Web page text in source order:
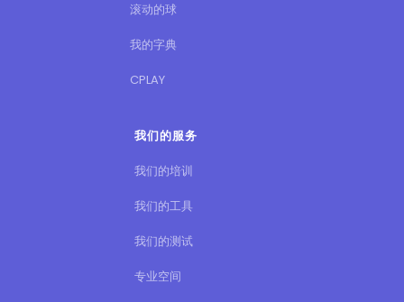
滚动的球
我的字典
CPLAY
我们的服务
我们的培训
我们的工具
我们的测试
专业空间